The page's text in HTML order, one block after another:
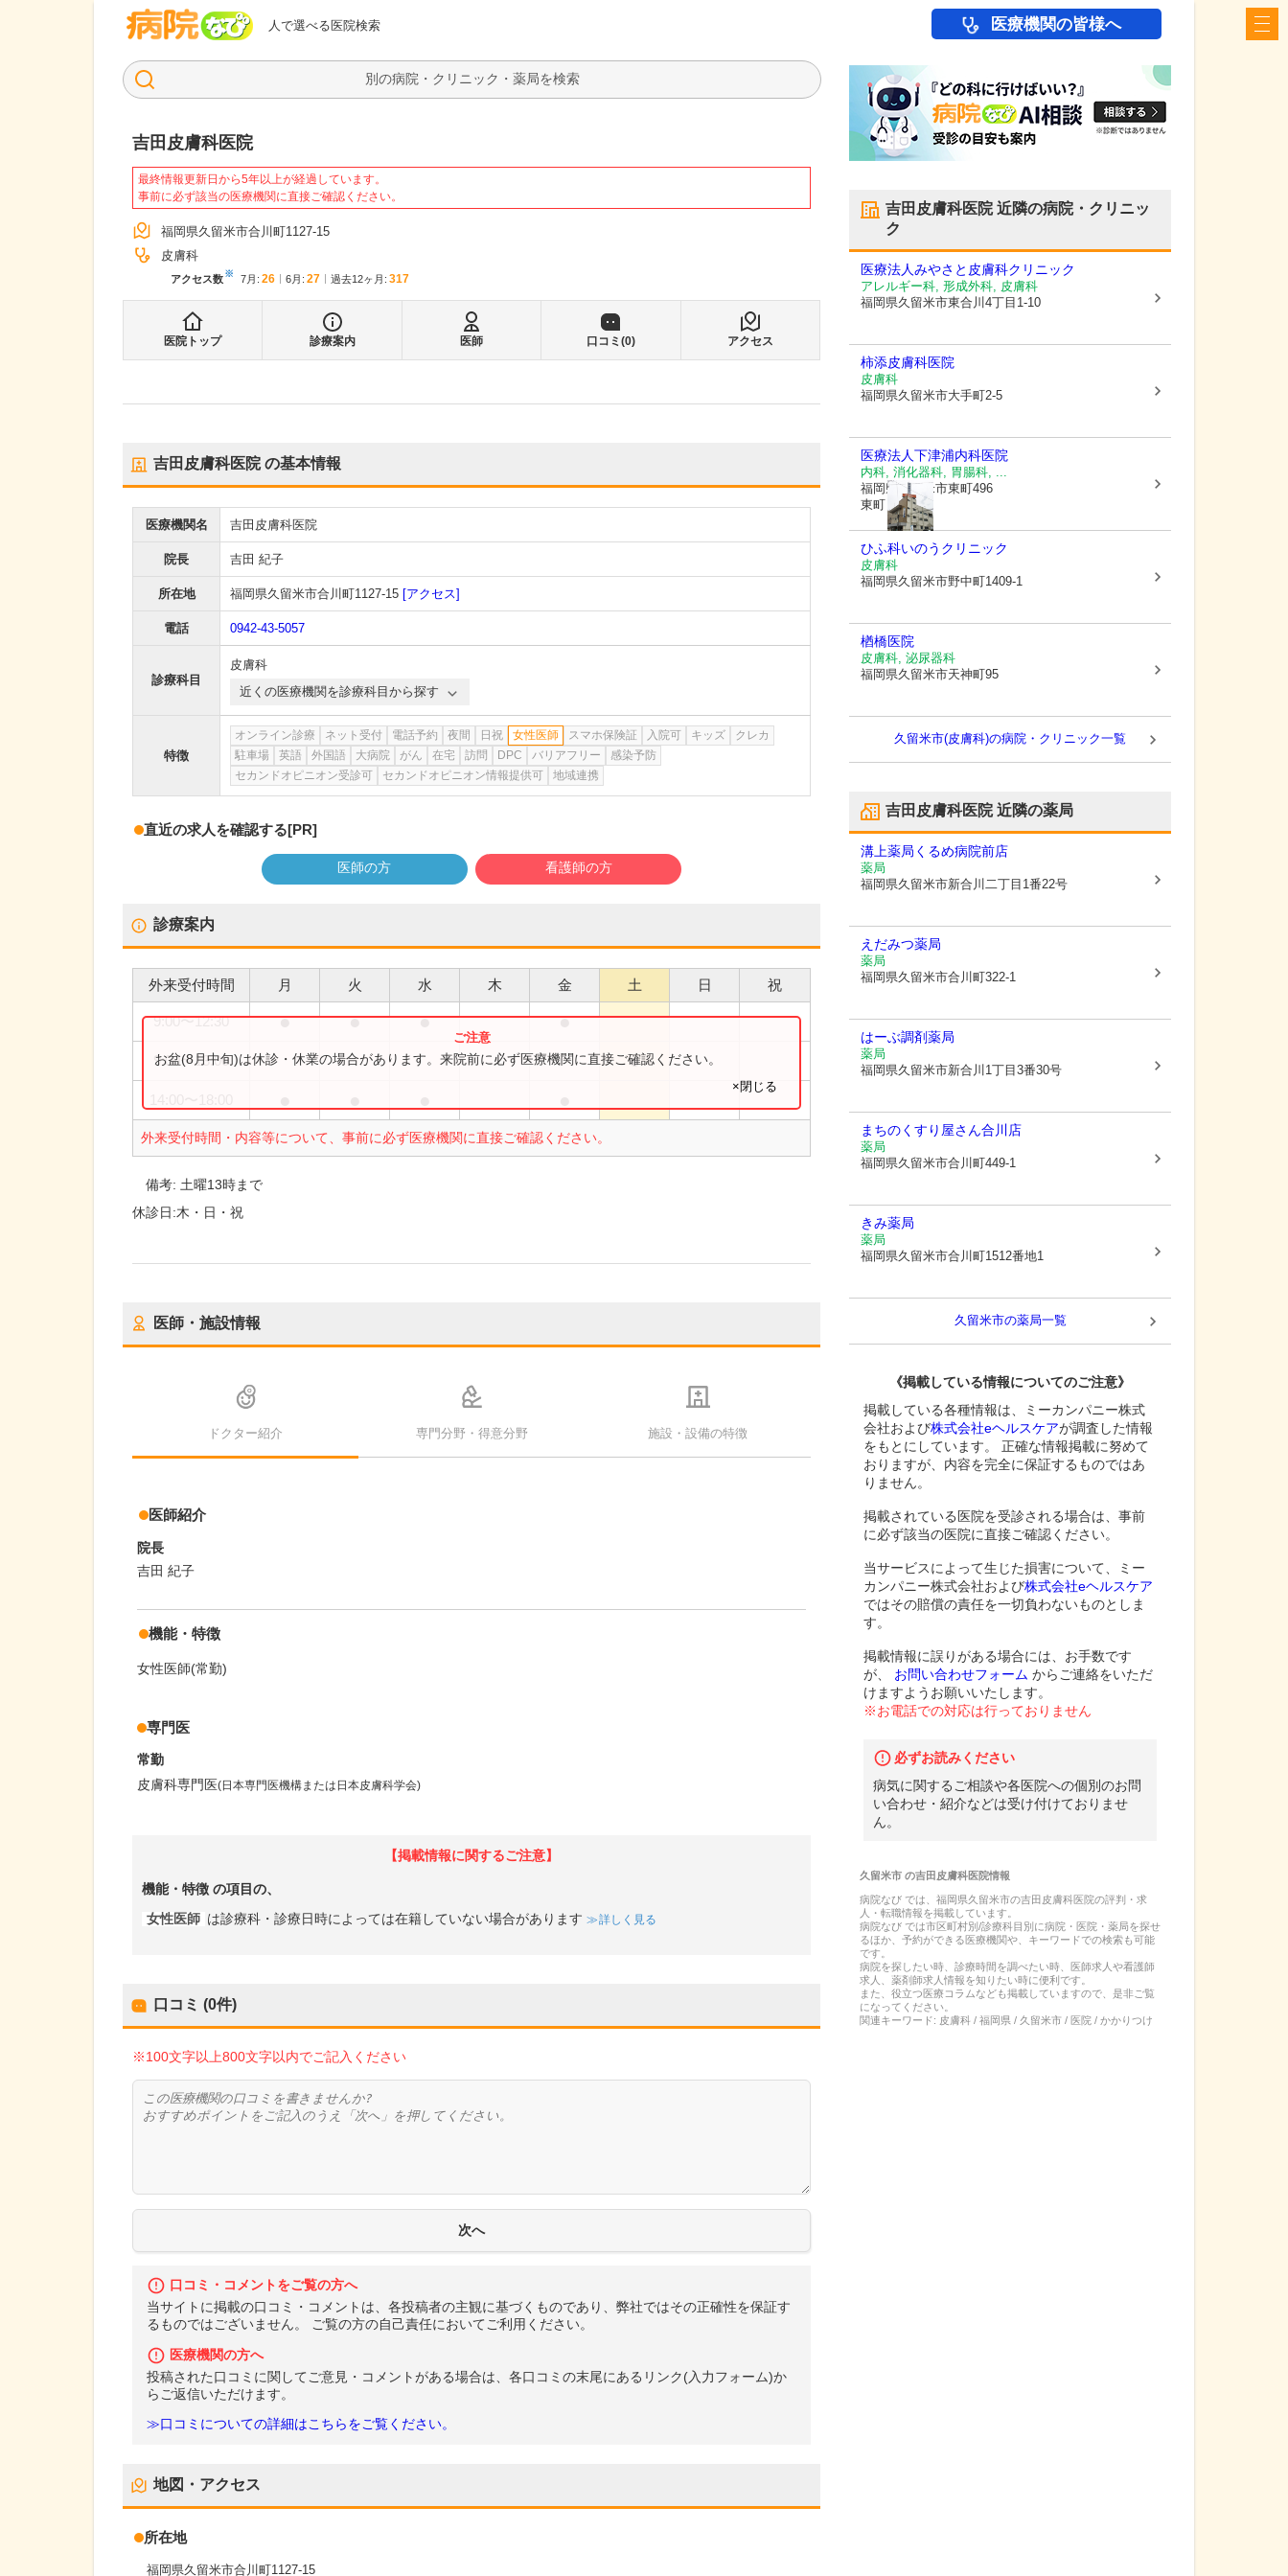
人で選べる医院検索
病院なび 医療機関の皆様へ
検索
吉田皮膚科医院
最終情報更新日から5年以上が経過しています。
事前に必ず該当の医療機関に直接ご確認ください。
福岡県久留米市合川町1127-15
皮膚科
アクセス数※ 7月 : 26 6月 : 27 過去12ヶ月: 317
医院トップ 診療案内 医師 口コミ(0) アクセス
吉田皮膚科医院の基本情報
医療機関名 吉田皮膚科医院
院長 吉田 紀子
所在地 福岡県久留米市合川町1127-15 [アクセス]
電話 0942-43-5057
診療科目
皮膚科
近くの医療機関を診療科目から探す
特徴
オンライン診療 ネット受付 電話予約 夜間 日祝 女性医師 スマホ保険証 入院可 キッズ
クレカ
駐車場
英語 外国語 大病院 がん 在宅 訪問 DPC バリアフリー
感染予防
セカンドオピニオン受診可
セカンドオピニオン情報提供可 地域連携
直近の求人を確認する[PR]
医師の方 看護師の方
診療案内
外来受付時間 月 火 水 木 金 土 日 祝
9:00〜12:30 ● ● ● ●
9:00〜13:00 ●
外来受付時間・内容等について、事前に必ず医療機関に直接ご確認ください。
お盆(8月中旬)は休診・休業の場合があります。来院前に必ず医療機関に直接ご確認ください。
×閉じる
備考: 土曜13時まで
休診日:木・日・祝
医師・施設情報
ドクター紹介 専門分野・得意分野 施設・設備の特徴
医師紹介
院長
吉田 紀子
機能・特徴
女性医師(常勤)
専門医
常勤
皮膚科専門医(日本専門医機構または日本皮膚科学会)
【掲載情報に関するご注意】
機能・特徴 の項目の、
女性医師 は診療科・診療日時によっては在籍していない場合があります 詳しく見る
口コミ (0件)
※100文字以上800文字以内でご記入ください
口コミ・コメントをご覧の方へ
当サイトに掲載の口コミ・コメントは、各投稿者の主観に基づくものであり、弊社ではその正確性を保証す
るものではございません。 ご覧の方の自己責任においてご利用ください。
医療機関の方へ
投稿された口コミに関してご意見・コメントがある場合は、各口コミの末尾にあるリンク(入力フォーム)か
らご返信いただけます。
≫口コミについての詳細はこちらをご覧ください。
地図・アクセス
所在地
福岡県久留米市合川町1127-15
吉田皮膚科医院近隣の病院・クリニッ
ク
医療法人みやさと皮膚科クリニック
アレルギー科, 形成外科, 皮膚科
福岡県久留米市東合川4丁目1-10
柿添皮膚科医院
皮膚科
福岡県久留米市大手町2-5
医療法人下津浦内科医院
内科, 消化器科, 胃腸科, ...
福岡県久留米市東町496
東町ビル2F
ひふ科いのうクリニック
皮膚科
福岡県久留米市野中町1409-1
楢橋医院
皮膚科, 泌尿器科
福岡県久留米市天神町95
久留米市(皮膚科)の病院・クリニック一覧
吉田皮膚科医院近隣の薬局
溝上薬局くるめ病院前店
薬局
福岡県久留米市新合川二丁目1番22号
えだみつ薬局
薬局
福岡県久留米市合川町322-1
はーぶ調剤薬局
薬局
福岡県久留米市新合川1丁目3番30号
まちのくすり屋さん合川店
薬局
福岡県久留米市合川町449-1
きみ薬局
薬局
福岡県久留米市合川町1512番地1
久留米市の薬局一覧
《掲載している情報についてのご注意》
掲載している各種情報は、ミーカンパニー株式
会社および株式会社eヘルスケアが調査した情報
をもとにしています。 正確な情報掲載に努めて
おりますが、内容を完全に保証するものではあ
りません。
掲載されている医院を受診される場合は、事前
に必ず該当の医院に直接ご確認ください。
当サービスによって生じた損害について、ミー
カンパニー株式会社および株式会社eヘルスケア
ではその賠償の責任を一切負わないものとしま
す。
掲載情報に誤りがある場合には、お手数です
が、
お問い合わせフォーム からご連絡をいただ
けますようお願いいたします。
※お電話での対応は行っておりません
必ずお読みください
病気に関するご相談や各医院への個別のお問
い合わせ・紹介などは受け付けておりませ
ん。
久留米市の吉田皮膚科医院情報
病院なび では、 福岡県久留米市の吉田皮膚科医院の評判・求
人・転職情報を掲載しています。
病院なび では市区町村別/診療科目別に病院・医院・薬局を探せ
るほか、予約ができる医療機関や、キーワードでの検索も可能
です。
病院を探したい時、診療時間を調べたい時、医師求人や看護師
求人、薬剤師求人情報を知りたい時に便利です。
また、役立つ医療コラムなども掲載していますので、是非ご覧
になってください。
関連キーワード: 皮膚科 / 福岡県 / 久留米市 / 医院 / かかりつけ